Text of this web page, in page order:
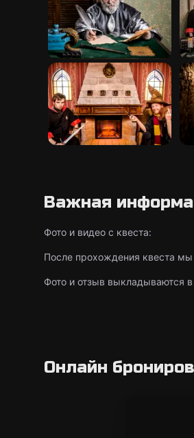
Важная
Фото и видео с квеста:
После прохождения квеста
Фото и отзыв выкладываются
Онлайн